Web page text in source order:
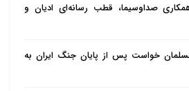
صداوسیما، قطب رسانه‌ای ادیان و
خواست پس از پایان جنگ ایران به